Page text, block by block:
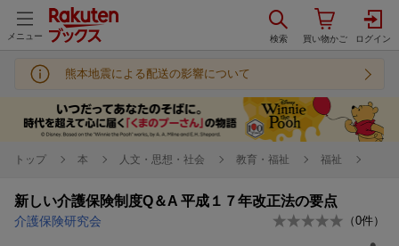
メニュー
熊本地震による配送の影響について
トップ 本 人文・思想・社会 教育・福祉 福祉
新しい介護保険制度Q＆A 平成１７年改正法の要点
介護保険研究会 （0件）